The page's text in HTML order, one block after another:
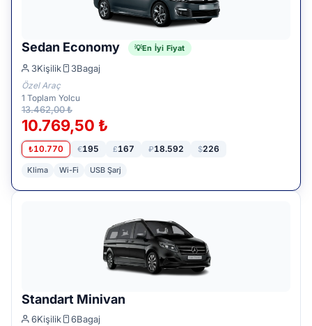
Sedan Economy En İyi Fiyat
3Kişilik 3Bagaj
Özel Araç
1 Toplam Yolcu
13.462,00 ₺
10.769,50 ₺
₺10.770 €195 £167 ₽18.592 $226
Klima Wi-Fi USB Şarj
Standart Minivan
6Kişilik 6Bagaj